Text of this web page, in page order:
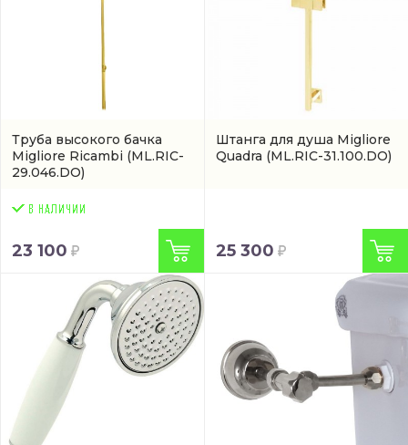
Труба высокого бачка
Migliore Ricambi (ML.RIC-
29.046.DO)
23 100
Штанга для душа Migliore
Quadra (ML.RIC-31.100.DO)
25 300